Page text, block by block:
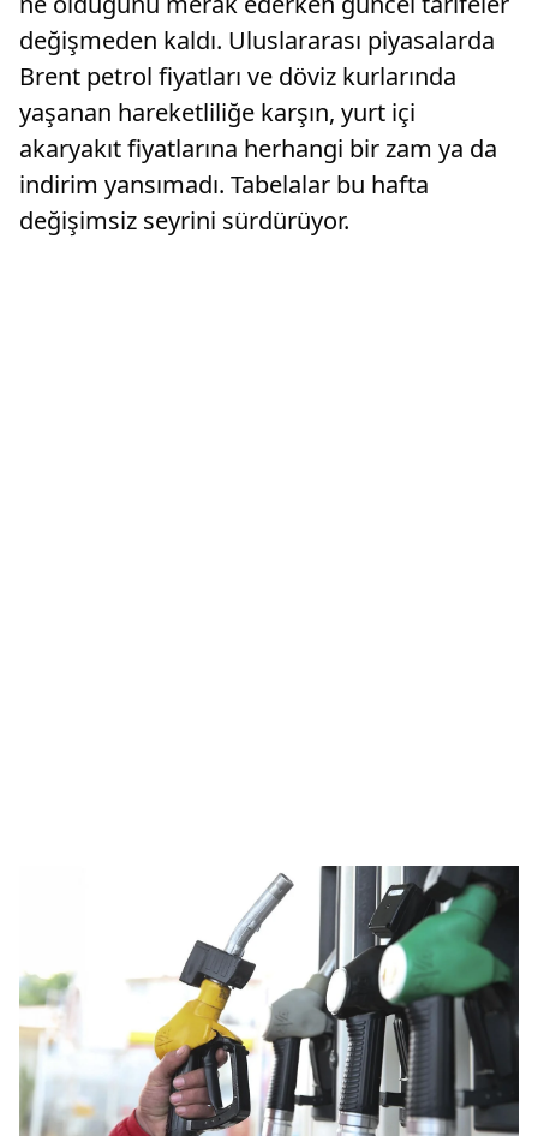
değişmeden kaldı. Uluslararası piyasalarda
Brent petrol fiyatları ve döviz kurlarında
yaşanan hareketliliğe karşın, yurt içi
akaryakıt fiyatlarına herhangi bir zam ya da
indirim yansımadı. Tabelalar bu hafta
değişimsiz seyrini sürdürüyor.